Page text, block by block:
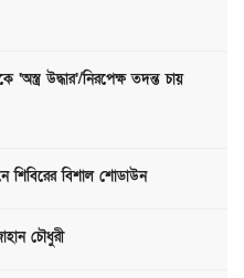
‘অস্ত্র উদ্ধার’/নিরপেক্ষ তদন্ত চায়
শিবিরের বিশাল শোডাউন
চৌধুরী